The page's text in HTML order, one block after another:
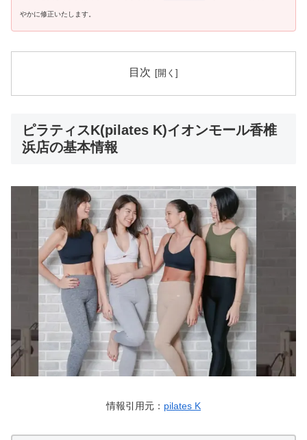
やかに修正いたします。
目次
ピラティスK(pilates K)イオンモール香椎
浜店の基本情報
情報引用元： pilates K